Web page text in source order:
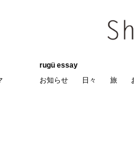
rugü essay
お知らせ
日々 旅